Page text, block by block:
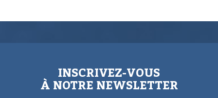
INSCRIVEZ-VOUS
À NOTRE NEWSLETTER